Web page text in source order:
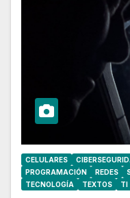
CELULARES
PROGRAMACIÓN
REDES
TECNOLOGÍA
TEXTOS TI